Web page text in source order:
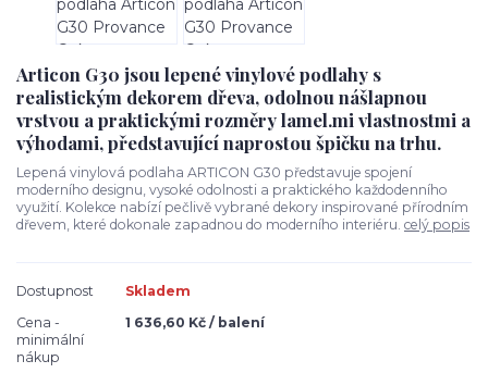
Articon G30 jsou lepené vinylové podlahy s
realistickým dekorem dřeva, odolnou nášlapnou
vrstvou a praktickými rozměry lamel.mi vlastnostmi a
výhodami, představující naprostou špičku na trhu.
Lepená vinylová podlaha ARTICON G30 představuje spojení
moderního designu, vysoké odolnosti a praktického každodenního
využití. Kolekce nabízí pečlivě vybrané dekory inspirované přírodním
dřevem, které dokonale zapadnou do moderního interiéru. celý popis
Dostupnost
Skladem
Cena -
minimální
nákup
1 636,60 Kč / balení